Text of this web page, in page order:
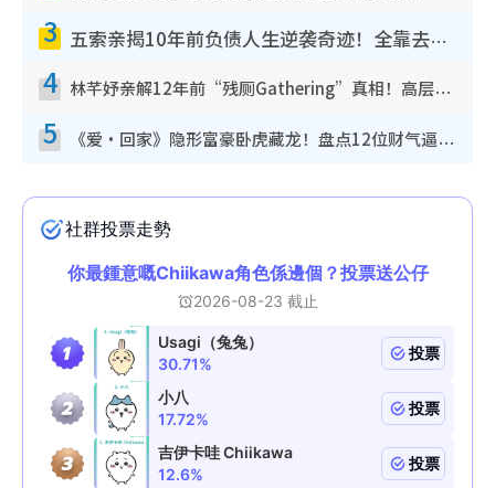
3 五索亲揭10年前负债人生逆袭奇迹！全靠去一地方转运后即遇上马先生
4 林芊妤亲解12年前“残厕Gathering”真相！高层解约一句话重创尊严，至今拒返TVB
5 《爱·回家》隐形富豪卧虎藏龙！盘点12位财气逼人的有钱艺人：这位美女3亿身家不愁做